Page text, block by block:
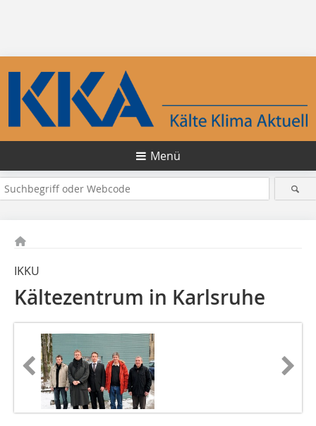
Menü
IKKU
Kältezentrum in Karlsruhe